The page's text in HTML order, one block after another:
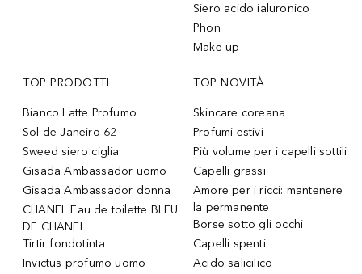
Siero acido ialuronico
Phon
Make up
TOP PRODOTTI
Bianco Latte Profumo
Sol de Janeiro 62
Sweed siero ciglia
Gisada Ambassador uomo
Gisada Ambassador donna
CHANEL Eau de toilette BLEU
DE CHANEL
Tirtir fondotinta
Invictus profumo uomo
TOP NOVITÀ
Skincare coreana
Profumi estivi
Più volume per i capelli sottili
Capelli grassi
Amore per i ricci: mantenere
la permanente
Borse sotto gli occhi
Capelli spenti
Acido salicilico